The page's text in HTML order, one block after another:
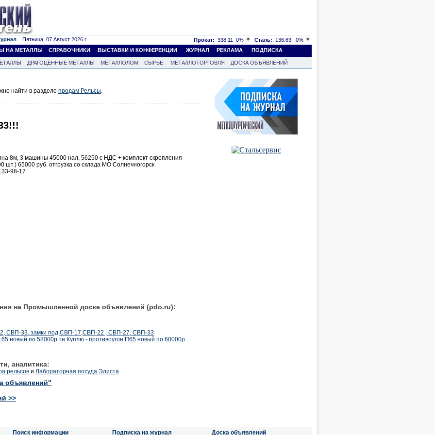
Пятница, 07 Август 2026 г. Прокат: 338.11 0% Сталь: 136.63
0%
НА МЕТАЛЛЫ
СПРАВОЧНИКИ ВЫСТАВКИ И КОНФЕРЕНЦИИ ЖУРНАЛ РЕКЛАМА ПОДПИСКА
ДРАГОЦЕННЫЕ МЕТАЛЛЫ МЕТАЛЛОЛОМ СЫРЬЕ МЕТАЛЛОТОРГОВЛЯ ДОСКА ОБЪЯВЛЕНИЙ
найти в разделе продам Рельсы.
8м, 3 машины 45000 нал, 56250 с НДС + комплект скрепления
шт.) 65000 руб. отгрузка со склада МО Солнечногорск
98-17
на Промышленной доске объявлений (pdo.ru):
СВП-33, замки под СВП-17,СВП-22 , СВП-27, СВП-33
новый по 58000р тн Куплю - противоугон П65 новый по 60000р
аналитика:
рельсов и Лабораторная посуда Элиста
объявлений"
>>
Поиск информации Подписка на журнал Доска объявлений